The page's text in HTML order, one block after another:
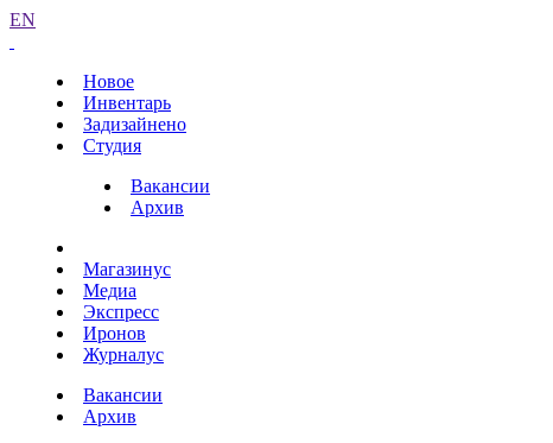
EN
Новое
Инвентарь
Задизайнено
Студия
Вакансии
Архив
Магазинус
Медиа
Экспресс
Иронов
Журналус
Вакансии
Архив